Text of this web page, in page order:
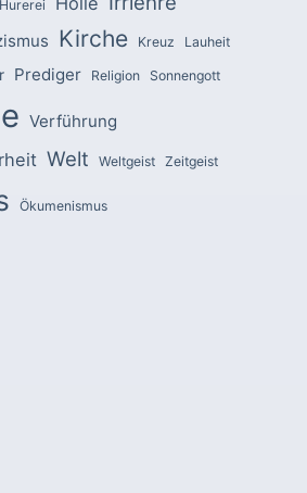
Hurerei
Kirche Kreuz Lauheit
Prediger Religion Sonnengott
Verführung
Welt Weltgeist Zeitgeist
Ökumenismus